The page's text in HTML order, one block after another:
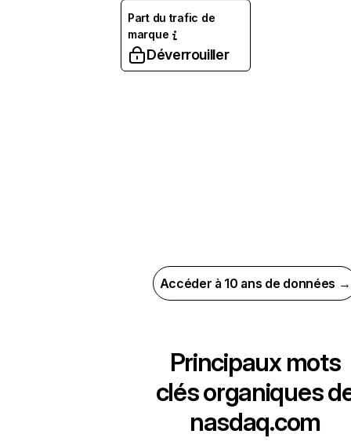
Part du trafic de
marque
Déverrouiller
Accéder à 10 ans de données →
Principaux mots
clés organiques
nasdaq.com